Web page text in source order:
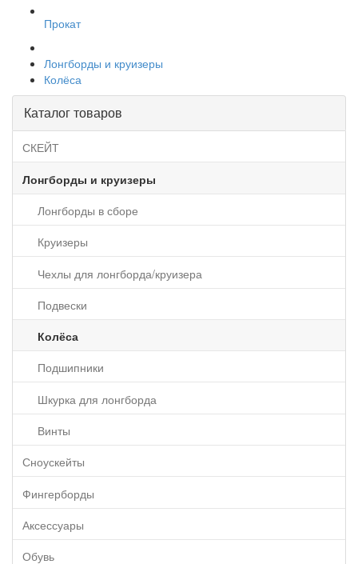
Прокат
Лонгборды и круизеры
Колёса
Каталог товаров
СКЕЙТ
Лонгборды и круизеры
Лонгборды в сборе
Круизеры
Чехлы для лонгборда/круизера
Подвески
Колёса
Подшипники
Шкурка для лонгборда
Винты
Сноускейты
Фингерборды
Аксессуары
Обувь